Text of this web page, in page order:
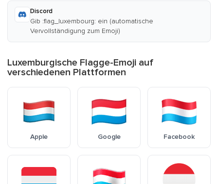
Discord
Gib :flag_luxembourg: ein (automatische
Vervollständigung zum Emoji)
Luxemburgische Flagge-Emoji auf
verschiedenen Plattformen
Apple Google Facebook